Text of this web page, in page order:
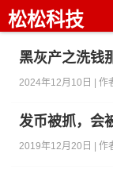
松松科技
黑灰产之洗钱
2024年12月10日 | 作
发币被抓，会
2019年12月20日 | 作